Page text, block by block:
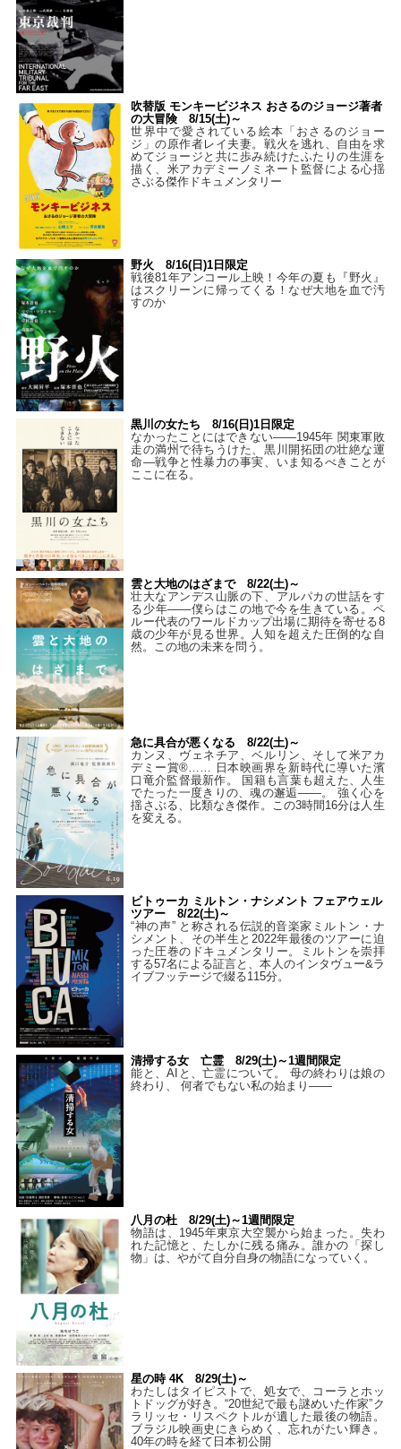
吹替版 モンキービジネス おさるのジョージ著者
の大冒険 8/15(土)～
世界中で愛されている絵本「おさるのジョー
ジ」の原作者レイ夫妻。戦火を逃れ、自由を求
めてジョージと共に歩み続けたふたりの生涯を
描く、米アカデミーノミネート監督による心揺
さぶる傑作ドキュメンタリー
野火 8/16(日)1日限定
戦後81年アンコール上映！今年の夏も『野火』
はスクリーンに帰ってくる！なぜ大地を血で汚
すのか
黒川の女たち 8/16(日)1日限定
なかったことにはできない——1945年 関東軍敗
走の満州で待ちうけた、黒川開拓団の壮絶な運
命―戦争と性暴力の事実、いま知るべきことが
ここに在る。
雲と大地のはざまで 8/22(土)～
壮大なアンデス山脈の下、アルパカの世話をす
る少年――僕らはこの地で今を生きている。ペ
ルー代表のワールドカップ出場に期待を寄せる8
歳の少年が見る世界。人知を超えた圧倒的な自
然。この地の未来を問う。
急に具合が悪くなる 8/22(土)～
カンヌ、ヴェネチア、ベルリン、そして米アカ
デミー賞®…… 日本映画界を新時代に導いた濱
口竜介監督最新作。 国籍も言葉も超えた、人生
でたった一度きりの、魂の邂逅――。 強く心を
揺さぶる、比類なき傑作。この3時間16分は人生
を変える。
ビトゥーカ ミルトン・ナシメント フェアウェル
ツアー 8/22(土)～
“神の声” と称される伝説的音楽家ミルトン・ナ
シメント、その半生と2022年最後のツアーに迫
った圧巻のドキュメンタリー。ミルトンを崇拝
する57名による証言と、本人のインタヴュー&ラ
イブフッテージで綴る115分。
清掃する女 亡霊 8/29(土)～1週間限定
能と、AIと、亡霊について。 母の終わりは娘の
終わり、 何者でもない私の始まり――
八月の杜 8/29(土)～1週間限定
物語は、1945年東京大空襲から始まった。失わ
れた記憶と、たしかに残る痛み。誰かの「探し
物」は、やがて自分自身の物語になっていく。
星の時 4K 8/29(土)～
わたしはタイピストで、処⼥で、コーラとホッ
トドッグが好き。“20世紀で最も謎めいた作家”ク
ラリッセ・リスペクトルが遺した最後の物語。
ブラジル映画史にきらめく、忘れがたい輝き。
40年の時を経て⽇本初公開